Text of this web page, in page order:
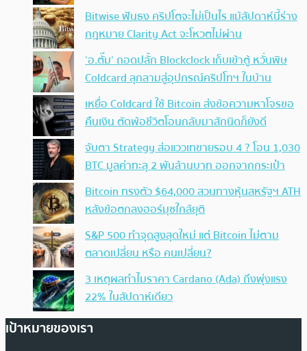
Bitwise ฟันธง คริปโตจะไม่เป็นไร แม้สัปดาห์นี้ร่าง
กฎหมาย Clarity Act จะโหวตไม่ผ่าน
‘อ.ตั๊ม’ ถอดปลั้ก Blockclock เก็บเข้าตู้ หวั่นพิษ
Coldcard ลุกลามสู่อุปกรณ์คริปโทฯ ในบ้าน
เหยื่อ Coldcard ใช้ Bitcoin ส่งข้อความหาโจรขอ
คืนเงิน ตัดพ้อชีวิตโอนกลับมาสักนิดก็ยังดี
จับตา Strategy ส่อแววเทขายรอบ 4 ? โอน 1,030
BTC มูลค่าทะลุ 2 พันล้านบาท ออกจากกระเป๋า
Bitcoin ทรงตัว $64,000 สวนทางหุ้นสหรัฐฯ ATH
หลังข้อตกลงฮอร์มุซใกล้ยุติ
S&P 500 ทำจุดสูงสุดใหม่ แต่ Bitcoin ไม่ตาม
ตลาดเปลี่ยน หรือ คนเปลี่ยน?
3 เหตุผลทำไมราคา Cardano (Ada) ถึงพุ่งแรง
22% ในสัปดาห์เดียว
เป้าหมายของเรา